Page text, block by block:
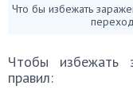
Что бы избежать
Чтобы избежать
правил: